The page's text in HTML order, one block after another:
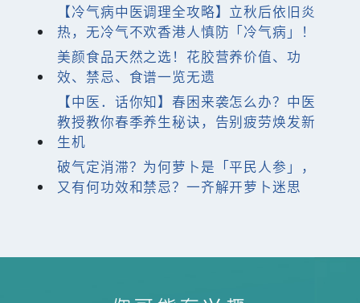
【冷气病中医调理全攻略】立秋后依旧炎
热，无冷气不欢香港人慎防「冷气病」！
美颜食品天然之选！花胶营养价值、功
效、禁忌、食谱一览无遗
【中医．话你知】春困来袭怎么办？中医
教授教你春季养生秘诀，告别疲劳焕发新
生机
破气定消滞？为何萝卜是「平民人参」，
又有何功效和禁忌？一齐解开萝卜迷思